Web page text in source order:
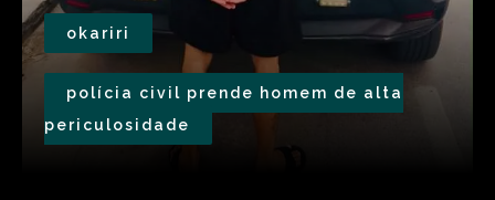
okariri
polícia civil prende homem de alta
periculosidade